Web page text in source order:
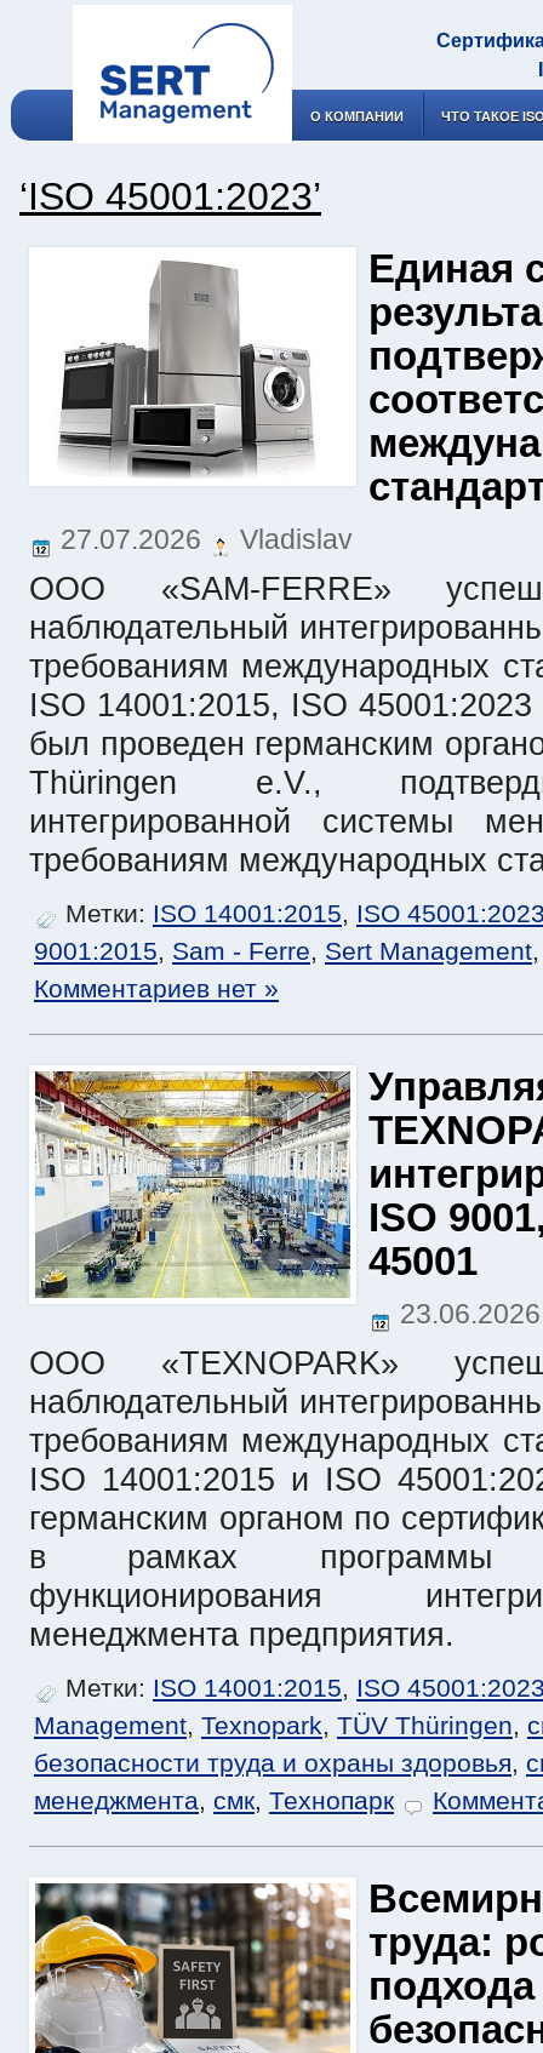
О КОМПАНИИ ЧТО ТАКОЕ
‘ISO 45001:2023’
Единая
27.07.2026 Vladislav
ООО «SAM-FERRE»
наблюдательный
требованиям международных
ISO 14001:2015, ISO
был проведен германским
Thüringen e.V.,
интегрированной системы
требованиям международных
Метки: ISO 14001:2015, ISO
9001:2015, Sam - Ferre, Sert Management
Комментариев нет »
ISO
45001
ООО «TEXNOPARK»
наблюдательный
требованиям международных
ISO 14001:2015 и ISO
германским органом по
в рамках программы
функционирования
менеджмента предприятия.
Метки: ISO 14001:2015, ISO
Management, Texnopark, TÜV Thüringen,
безопасности труда и охраны здоровья,
менеджмента, смк, Технопарк
труда: